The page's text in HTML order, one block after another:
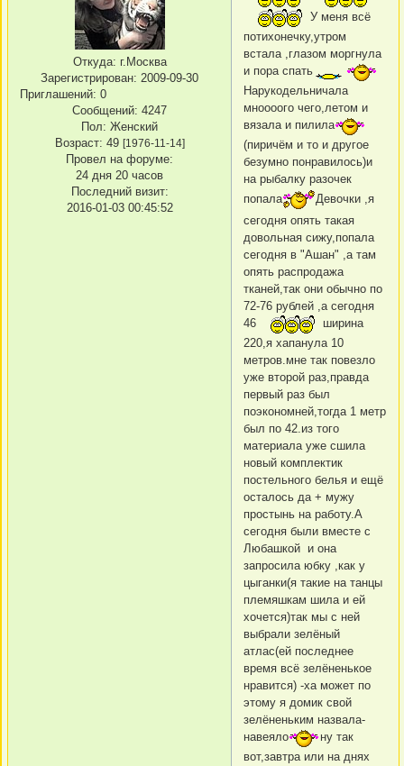
Откуда: г.Москва
Зарегистрирован: 2009-09-30
Приглашений: 0
Сообщений: 4247
Пол: Женский
Возраст: 49 [1976-11-14]
Провел на форуме:
24 дня 20 часов
Последний визит:
2016-01-03 00:45:52
У меня всё
потихонечку,утром
встала ,глазом моргнула
и пора спать
Нарукодельничала
мноооого чего,летом и
вязала и пилила
(пиричём и то и другое
безумно понравилось)и
на рыбалку разочек
попала
Девочки ,я
сегодня опять такая
довольная сижу,попала
сегодня в "Ашан" ,а там
опять распродажа
тканей,так они обычно по
72-76 рублей ,а сегодня
46
ширина
220,я хапанула 10
метров.мне так повезло
уже второй раз,правда
первый раз был
поэкономней,тогда 1 метр
был по 42.из того
материала уже сшила
новый комплектик
постельного белья и ещё
осталось да + мужу
простынь на работу.А
сегодня были вместе с
Любашкой и она
запросила юбку ,как у
цыганки(я такие на танцы
племяшкам шила и ей
хочется)так мы с ней
выбрали зелёный
атлас(ей последнее
время всё зелёненькое
нравится) -ха может по
этому я домик свой
зелёненьким назвала-
навеяло
ну так
вот,завтра или на днях